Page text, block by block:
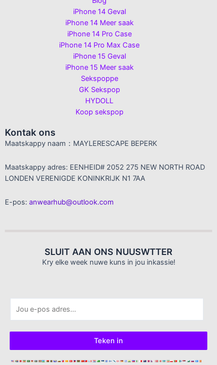
iPhone 14 Geval
iPhone 14 Meer saak
iPhone 14 Pro Case
iPhone 14 Pro Max Case
iPhone 15 Geval
iPhone 15 Meer saak
Sekspoppe
GK Sekspop
HYDOLL
Koop sekspop
Kontak ons
Maatskappy naam：MAYLERESCAPE BEPERK
Maatskappy adres: EENHEID# 2052 275 NEW NORTH ROAD
LONDEN VERENIGDE KONINKRIJK N1 7AA
E-pos: anwearhub@outlook.com
SLUIT AAN ONS NUUSWTTER
Kry elke week nuwe kuns in jou inkassie!
s
*
Teken in